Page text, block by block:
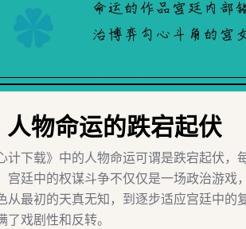
人物命运的跌宕起伏
计下载》中的人物命运可谓是跌宕起伏
宫廷中的权谋斗争不仅仅是一场政治游
从最初的天真无知，到逐步适应宫廷中
了戏剧性和反转。